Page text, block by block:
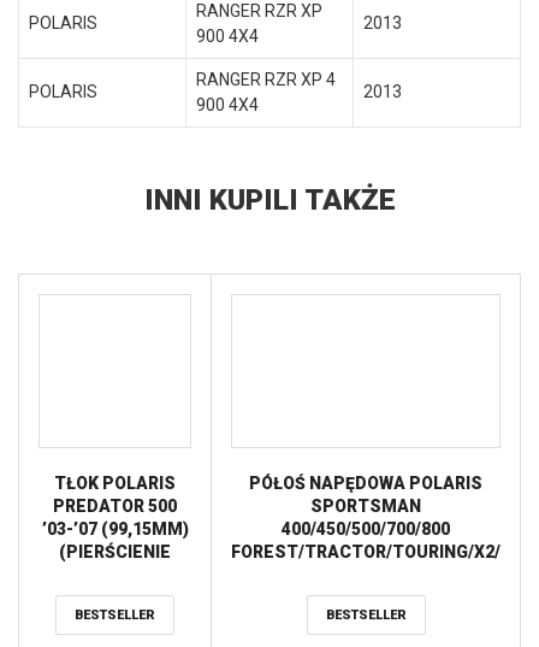
POLARIS
RANGER RZR XP
900 4X4
2013
POLARIS
RANGER RZR XP 4
900 4X4
2013
INNI KUPILI TAKŻE
TŁOK POLARIS
PREDATOR 500
’03-’07 (99,15MM)
(PIERŚCIENIE
KPL.) VERTEX
BESTSELLER
PÓŁOŚ NAPĘDOWA POLARIS
SPORTSMAN
400/450/500/700/800
FOREST/TRACTOR/TOURING/X2/
PRAWA ALL BALLS
BESTSELLER